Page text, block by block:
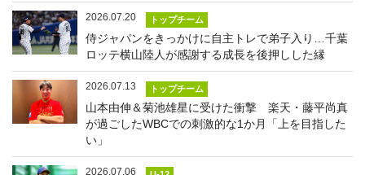
2026.07.20 トップチーム
侍ジャパンをきっかけに自主トレで弟子入り…千葉
ロッテ横山陸人が感謝する成長を後押しした縁
2026.07.13 トップチーム
山本由伸＆菊池雄星に受けた衝撃 楽天・藤平尚真
が過ごしたWBCでの刺激的な1か月「上を目指した
い」
2026.07.06